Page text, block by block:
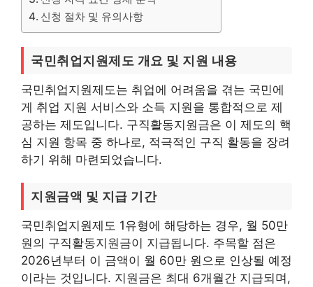
신청 절차 및 유의사항
국민취업지원제도 개요 및 지원 내용
국민취업지원제도는 취업에 어려움을 겪는 국민에
게 취업 지원 서비스와 소득 지원을 통합적으로 제
공하는 제도입니다. 구직활동지원금은 이 제도의 핵
심 지원 항목 중 하나로, 적극적인 구직 활동을 장려
하기 위해 마련되었습니다.
지원금액 및 지급 기간
국민취업지원제도 1유형에 해당하는 경우, 월 50만
원의 구직활동지원금이 지급됩니다. 주목할 점은
2026년부터 이 금액이 월 60만 원으로 인상될 예정
이라는 것입니다. 지원금은 최대 6개월간 지급되며,